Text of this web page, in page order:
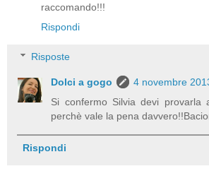
raccomando!!!
Rispondi
Risposte
Dolci a gogo
4 novembre
Si confermo Silvia devi provarla
perchè vale la pena
Rispondi